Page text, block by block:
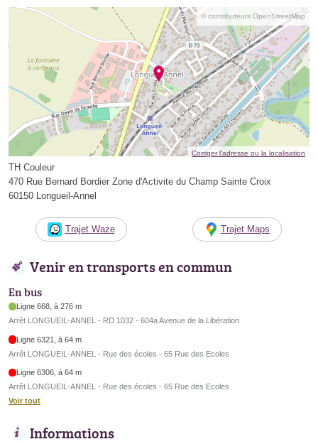
© contributeurs OpenStreetMap
Corriger l’adresse ou la localisation
TH Couleur
470 Rue Bernard Bordier Zone d'Activite du Champ Sainte Croix
60150 Longueil-Annel
Trajet Waze Trajet Maps
Venir en transports en commun
En bus
Ligne 668, à 276 m
Arrêt LONGUEIL-ANNEL - RD 1032 - 604a Avenue de la Libération
Ligne 6321, à 64 m
Arrêt LONGUEIL-ANNEL - Rue des écoles - 65 Rue des Ecoles
Ligne 6306, à 64 m
Arrêt LONGUEIL-ANNEL - Rue des écoles - 65 Rue des Ecoles
Voir tout
Informations